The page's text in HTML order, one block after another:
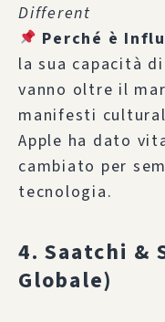
Different
Perché è
la sua capacità
vanno oltre il
manifesti
Apple ha dato
cambiato per
tecnologia.
4. Saatchi &
Globale)